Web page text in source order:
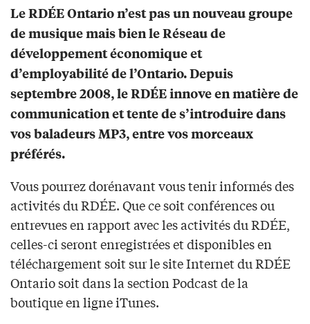
Le RDÉE Ontario n’est pas un nouveau groupe
de musique mais bien le Réseau de
développement économique et
d’employabilité de l’Ontario. Depuis
septembre 2008, le RDÉE innove en matière de
communication et tente de s’introduire dans
vos baladeurs MP3, entre vos morceaux
préférés.
Vous pourrez dorénavant vous tenir informés des
activités du RDÉE. Que ce soit conférences ou
entrevues en rapport avec les activités du RDÉE,
celles-ci seront enregistrées et disponibles en
téléchargement soit sur le site Internet du RDÉE
Ontario soit dans la section Podcast de la
boutique en ligne iTunes.